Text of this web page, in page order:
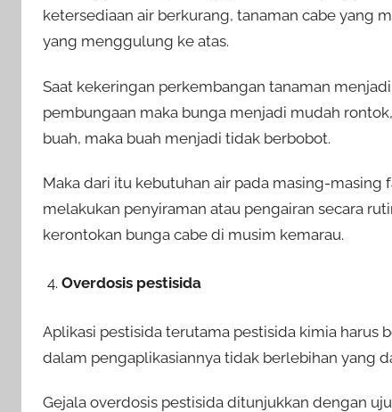
ketersediaan air berkurang, tanaman cabe yang
yang menggulung ke atas.
Saat kekeringan perkembangan tanaman
pembungaan maka bunga menjadi mudah
buah, maka buah menjadi tidak berbobot.
Maka dari itu kebutuhan air pada masing-
melakukan penyiraman atau pengairan secara
kerontokan bunga cabe di musim kemarau.
Overdosis pestisida
Aplikasi pestisida terutama pestisida kimia harus
dalam pengaplikasiannya tidak berlebihan yang
Gejala overdosis pestisida ditunjukkan dengan